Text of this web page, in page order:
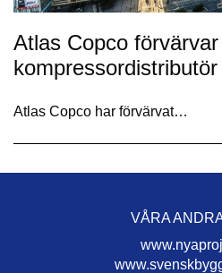
Atlas Copco förvärvar
Atlas Copco har förvärvat…
VÅRA